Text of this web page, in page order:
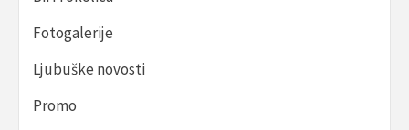
Fotogalerije
Ljubuške novosti
Promo